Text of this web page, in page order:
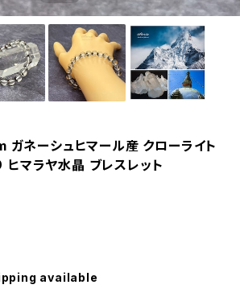
ガネーシュヒマール産 クローライト
ヒマラヤ水晶 ブレスレット
available